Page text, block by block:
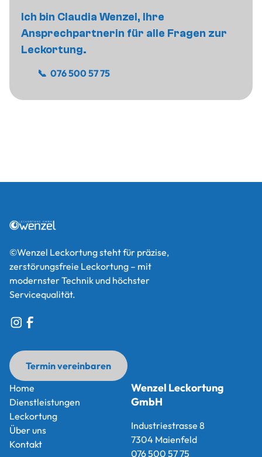
Ich bin Claudia Wenzel, Ihre
Ansprechpartnerin für alle Fragen zur
Leckortung.
📞 076 500 57 75
©Wenzel Leckortung steht für präzise,
zerstörungsfreie Leckortung – mit
modernster Technik und höchster
Servicequalität.
Termin vereinbaren
Termin vereinbaren
Home
Home
Dienstleistungen
Dienstleistungen
Leckortung
Leckortung
Über uns
Über uns
Kontakt
Wenzel Leckortung
GmbH
Industriestrasse 8
7304 Maienfeld
076 500 57 75